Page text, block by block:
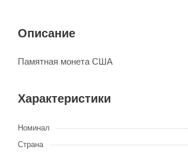
Описание
Памятная монета США
Характеристики
Номинал
Страна